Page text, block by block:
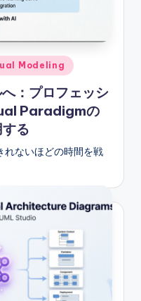
Modeling
：プロフェッシ
Paradigmの
る
れないほどの時間を戦